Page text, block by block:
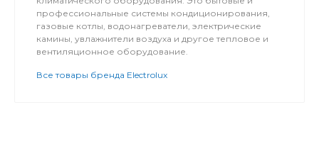
профессиональные системы кондиционирования,
газовые котлы, водонагреватели, электрические
камины, увлажнители воздуха и другое тепловое и
вентиляционное оборудование.
Все товары бренда Electrolux